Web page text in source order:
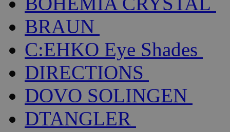
BRAUN
C:EHKO Eye Shades
DIRECTIONS
DOVO SOLINGEN
DTANGLER